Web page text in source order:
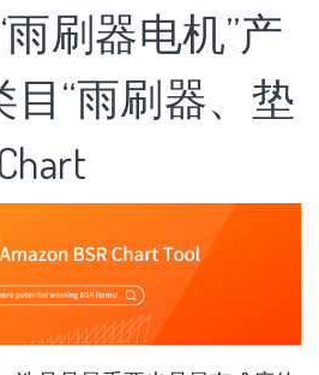
刷器电机”产
“雨刷器、垫